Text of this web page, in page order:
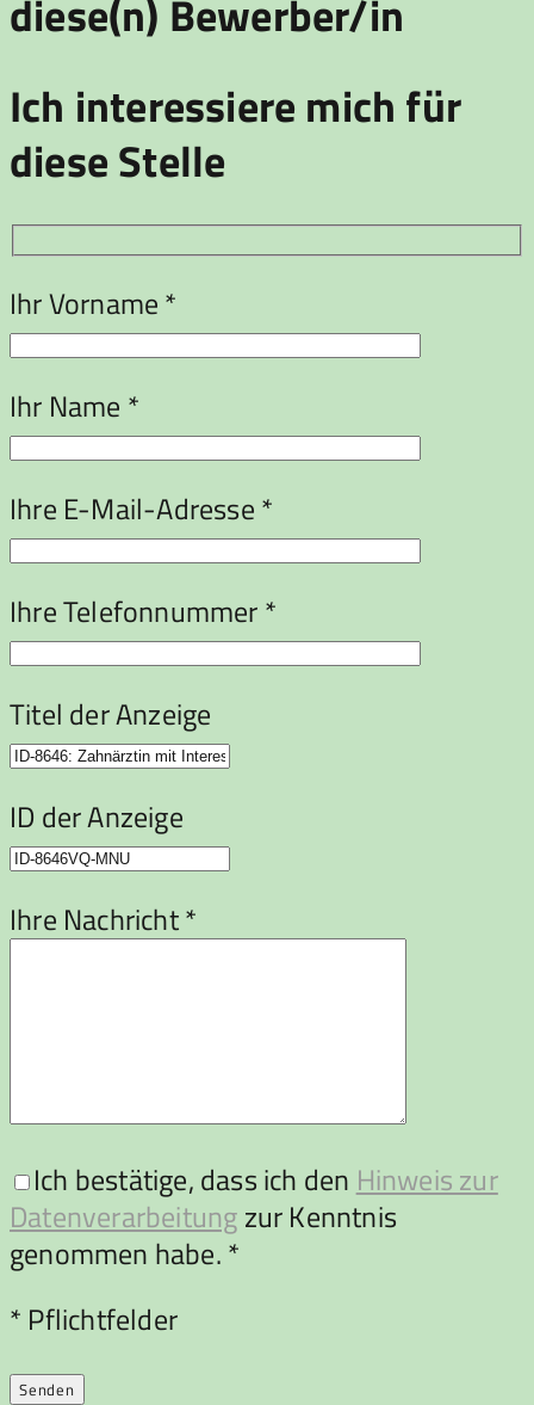
diese(n) Bewerber/in
Ich interessiere mich für
diese Stelle
Ihr Vorname *
Ihr Name *
Ihre E-Mail-Adresse *
Ihre Telefonnummer *
Titel der Anzeige
ID der Anzeige
Ihre Nachricht *
Ich bestätige, dass ich den Hinweis zur
Datenverarbeitungzur Kenntnis
genommen habe. *
Bitte lasse dieses Feld leer.
* Pflichtfelder